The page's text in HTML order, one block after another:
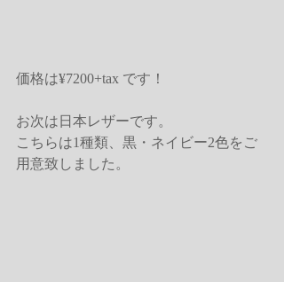
価格は¥7200+tax です！
お次は日本レザーです。
こちらは1種類、黒・ネイビー2色をご
用意致しました。